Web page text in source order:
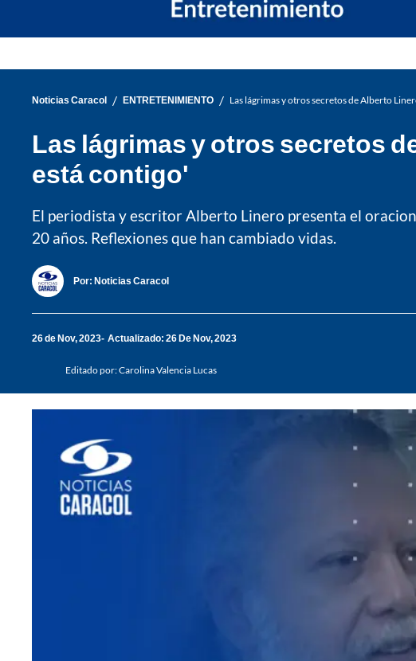
Noticias Caracol / ENTRETENIMIENTO / Las lágrimas y otros secretos de Alberto
Las lágrimas y otros secretos
está contigo'
El periodista y escritor Alberto Linero presenta el
20 años. Reflexiones que han cambiado vidas.
Por: Noticias Caracol
26 de Nov, 2023 Actualizado: 26 De Nov, 2023
Editado por:Carolina Valencia Lucas